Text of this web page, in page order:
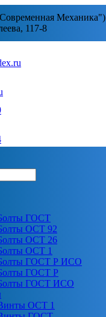
Механика")
117-8
ГОСТ
ОСТ 92
ОСТ 26
ОСТ 1
ГОСТ Р ИСО
ГОСТ Р
ГОСТ ИСО
ОСТ 1